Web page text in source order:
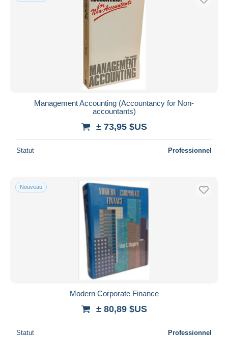
Management Accounting (Accountancy for Non-
accountants)
± 73,95 $US
Statut Professionnel
Nouveau
Modern Corporate Finance
± 80,89 $US
Statut Professionnel